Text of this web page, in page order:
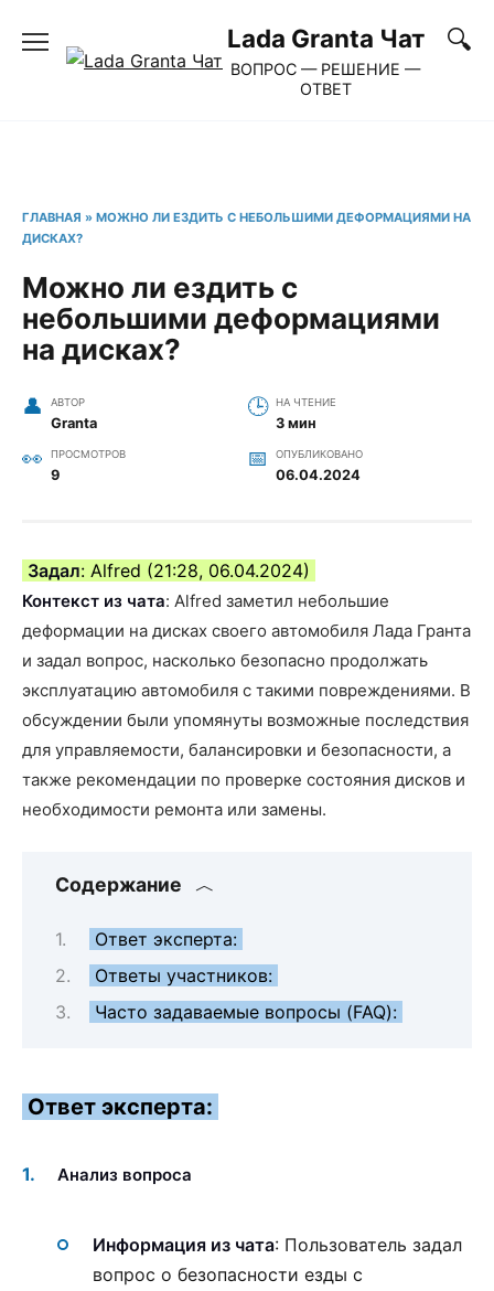
содержанию
Lada Granta Чат
ВОПРОС — РЕШЕНИЕ —
ОТВЕТ
ГЛАВНАЯ » МОЖНО ЛИ ЕЗДИТЬ С НЕБОЛЬШИМИ ДЕФОРМАЦИЯМИ НА
ДИСКАХ?
Можно ли ездить с
небольшими деформациями
на дисках?
АВТОР
Granta
НА ЧТЕНИЕ
3 мин
ПРОСМОТРОВ
9
ОПУБЛИКОВАНО
06.04.2024
Задал: Alfred (21:28, 06.04.2024)
Контекст из чата: Alfred заметил небольшие
деформации на дисках своего автомобиля Лада Гранта
и задал вопрос, насколько безопасно продолжать
эксплуатацию автомобиля с такими повреждениями. В
обсуждении были упомянуты возможные последствия
для управляемости, балансировки и безопасности, а
также рекомендации по проверке состояния дисков и
необходимости ремонта или замены.
Содержание
Ответ эксперта:
Ответы участников:
Часто задаваемые вопросы (FAQ):
Ответ эксперта:
Анализ вопроса
Информация из чата: Пользователь задал
вопрос о безопасности езды с